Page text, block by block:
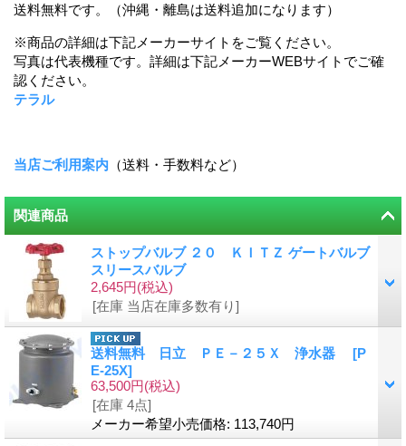
送料無料です。（沖縄・離島は送料追加になります）
※商品の詳細は下記メーカーサイトをご覧ください。
写真は代表機種です。詳細は下記メーカーWEBサイトでご確
認ください。
テラル
当店ご利用案内 （送料・手数料など）
関連商品
ストップバルブ ２０ ＫＩＴＺ ゲートバルブ
スリースバルブ
2,645円(税込)
[在庫 当店在庫多数有り]
送料無料 日立 ＰＥ－２５Ｘ 浄水器 [P
E-25X]
63,500円(税込)
[在庫 4点]
メーカー希望小売価格: 113,740円